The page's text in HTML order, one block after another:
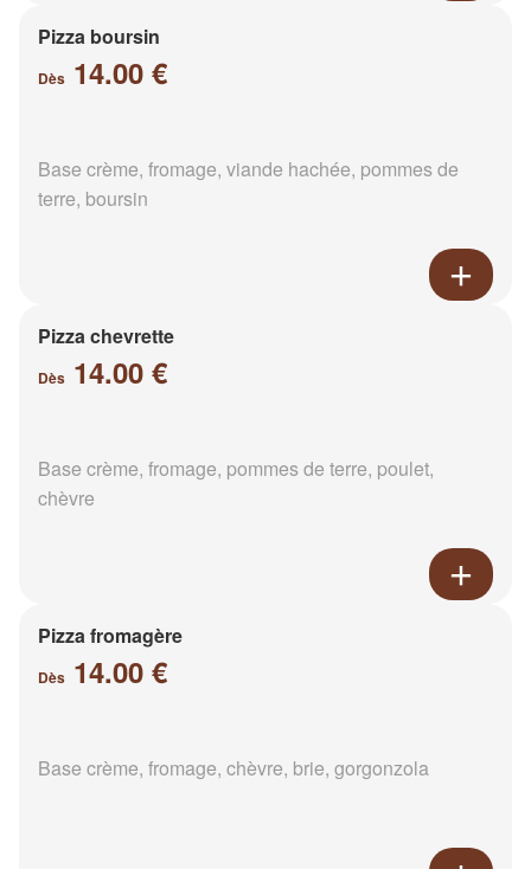
Pizza boursin
Dès 14.00 €
Base crème, fromage, viande hachée, pommes de
terre, boursin
Pizza chevrette
Dès 14.00 €
Base crème, fromage, pommes de terre, poulet,
chèvre
Pizza fromagère
Dès 14.00 €
Base crème, fromage, chèvre, brie, gorgonzola